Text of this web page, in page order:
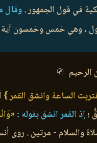
في قول الجمهور .وقال
، وهي خمس وخمسون آية ،
الرحيم
الساعة وانشق القمر }
؛إذ القمر انشق بقوله :
والسلام - مرتين . روى